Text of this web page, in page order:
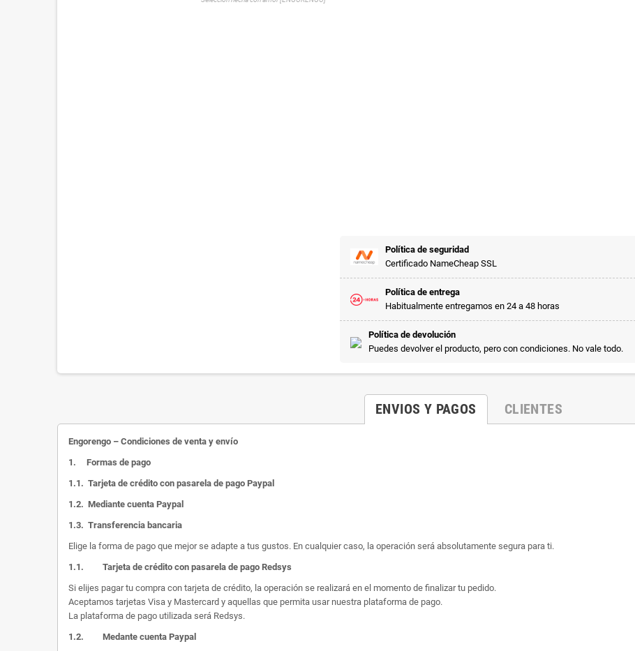
Política de seguridad
Certificado NameCheap SSL
Política de entrega
Habitualmente entregamos en 24 a 48 horas
Política de devolución
Puedes devolver el producto, pero con condiciones. No vale todo.
ENVIOS Y PAGOS CLIENTES
Engorengo – Condiciones de venta y envío
1. Formas de pago
1.1. Tarjeta de crédito con pasarela de pago Paypal
1.2. Mediante cuenta Paypal
1.3. Transferencia bancaria
Elige la forma de pago que mejor se adapte a tus gustos. En cualquier caso, la operación será absolutamente segura para ti.
1.1. Tarjeta de crédito con pasarela de pago Redsys
Si elijes pagar tu compra con tarjeta de crédito, la operación se realizará en el momento de finalizar tu pedido.
Aceptamos tarjetas Visa y Mastercard y aquellas que permita usar nuestra plataforma de pago.
La plataforma de pago utilizada será Redsys.
1.2. Medante cuenta Paypal